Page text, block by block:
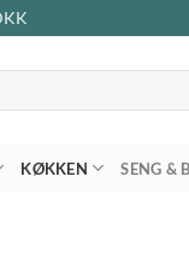
KØKKEN SENG &